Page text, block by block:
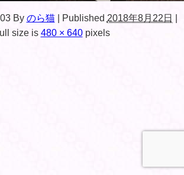
By のら猫 Published 2018年8月22日
size is 480 × 640pixels